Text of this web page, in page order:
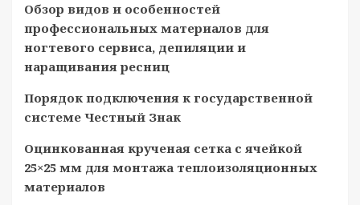
Обзор видов и особенностей
профессиональных материалов для
ногтевого сервиса, депиляции и
наращивания ресниц
Порядок подключения к государственной
системе Честный Знак
Оцинкованная крученая сетка с ячейкой
25×25 мм для монтажа теплоизоляционных
материалов